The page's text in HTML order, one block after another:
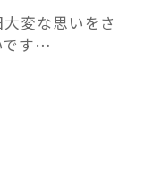
え相談
変な思いをさ
です…